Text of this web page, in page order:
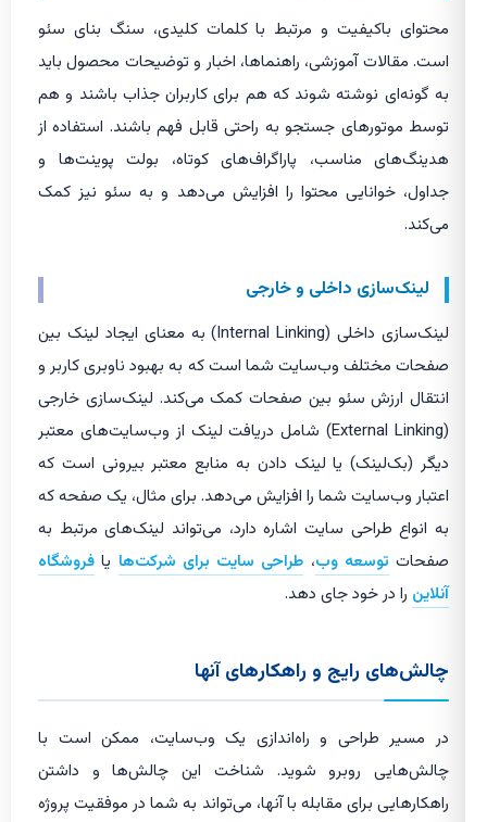
محتوای باکیفیت و مرتبط با کلمات کلیدی، سنگ بنای سئو
است. مقالات آموزشی، راهنماها، اخبار و توضیحات محصول باید
به گونه‌ای نوشته شوند که هم برای کاربران جذاب باشند و هم
توسط موتورهای جستجو به راحتی قابل فهم باشند. استفاده از
هدینگ‌های مناسب، پاراگراف‌های کوتاه، بولت پوینت‌ها و
جداول، خوانایی محتوا را افزایش می‌دهد و به سئو نیز کمک
می‌کند.
لینک‌سازی داخلی و خارجی
لینک‌سازی داخلی (Internal Linking) به معنای ایجاد لینک بین
صفحات مختلف وب‌سایت شما است که به بهبود ناوبری کاربر و
انتقال ارزش سئو بین صفحات کمک می‌کند. لینک‌سازی خارجی
(External Linking) شامل دریافت لینک از وب‌سایت‌های معتبر
دیگر (بک‌لینک) یا لینک دادن به منابع معتبر بیرونی است که
اعتبار وب‌سایت شما را افزایش می‌دهد. برای مثال، یک صفحه که
به انواع طراحی سایت اشاره دارد، می‌تواند لینک‌های مرتبط به
صفحات توسعه وب، طراحی سایت برای شرکت‌ها یا فروشگاه
آنلاین را در خود جای دهد.
چالش‌های رایج و راهکارهای آنها
در مسیر طراحی و راه‌اندازی یک وب‌سایت، ممکن است با
چالش‌هایی روبرو شوید. شناخت این چالش‌ها و داشتن
راهکارهایی برای مقابله با آنها، می‌تواند به شما در موفقیت پروژه